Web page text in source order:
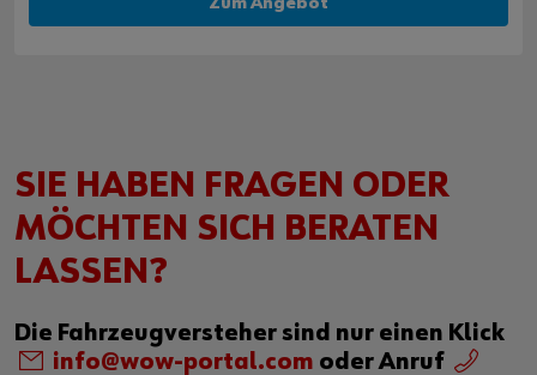
SIE HABEN FRAGEN ODER
MÖCHTEN SICH BERATEN
LASSEN?
Die Fahrzeugversteher sind nur einen Klick
info@wow-portal.com oder Anruf